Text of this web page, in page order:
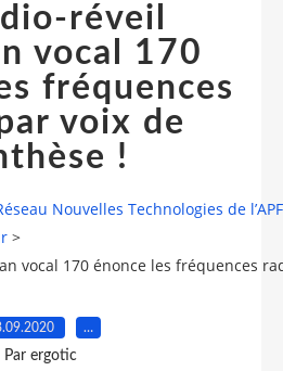
réveil
vocal 170
fréquences
voix de
!
Nouvelles Technologies de
>
vocal 170 énonce les fréquences
…
Par ergotic